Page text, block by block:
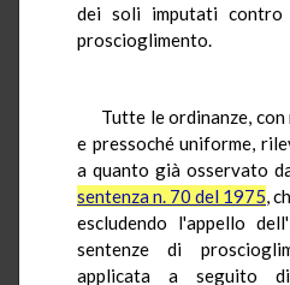
dei soli imputati
proscioglimento.
Tutte le ordinanze,
e pressoché uniforme,
a quanto già osservato
sentenza n. 70 del 1975,
escludendo l'appello
sentenze di
applicata a seguito